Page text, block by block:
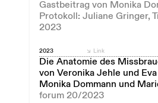
Gastbeitrag von Monika
Protokoll: Juliane Gringer,
2023
2023
Die Anatomie des
von Veronika Jehle und
Monika Dommann und
forum 20/2023
Link